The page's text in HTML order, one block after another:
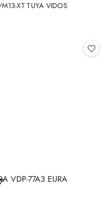
XT TUYA VIDOS